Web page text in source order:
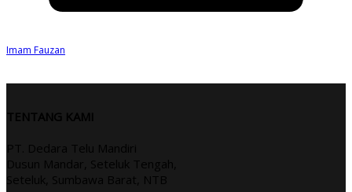
Imam Fauzan
TENTANG KAMI
PT. Dedara Telu Mandiri
Dusun Mandar, Seteluk Tengah,
Seteluk, Sumbawa Barat, NTB